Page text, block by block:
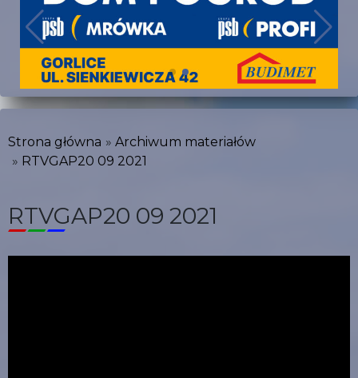
Strona główna
Archiwum materiałów
RTVGAP20 09 2021
RTVGAP20 09 2021